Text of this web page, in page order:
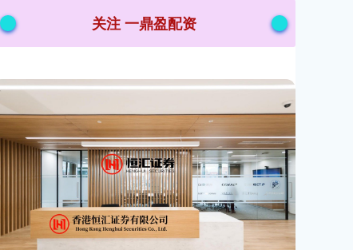
关注 一鼎盈配资